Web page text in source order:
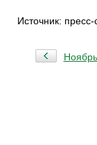
Источник:
Ноябрь